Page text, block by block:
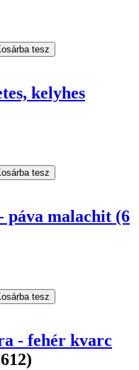
kelyhes
páva malachit (6
- fehér kvarc